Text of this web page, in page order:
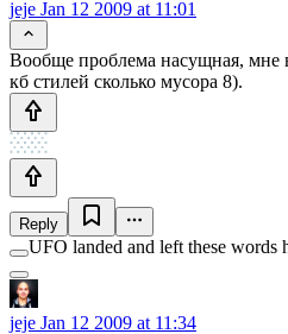
jeje Jan 12 2009 at 11:01
Вообще проблема насущная, мне
кб стилей сколько мусора 8).
Reply
UFO landed and left these words
jeje Jan 12 2009 at 11:34